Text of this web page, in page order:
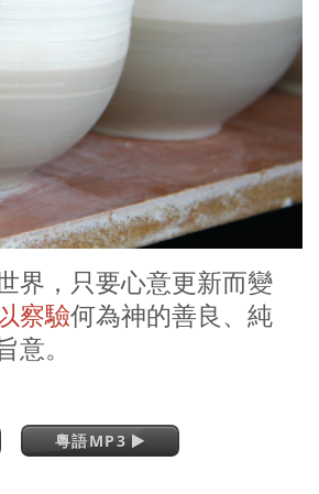
界，只要心意更新而變
察驗何為神的善良、純
。
粵語MP3